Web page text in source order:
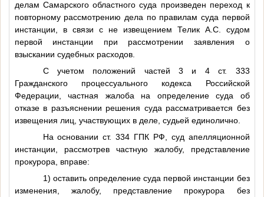
делам Самарского областного суда произведен переход к
повторному рассмотрению дела по правилам суда первой
инстанции, в связи с не извещением Телик А.С. судом
первой инстанции при рассмотрении заявления о
взыскании судебных расходов.
С учетом положений частей 3 и 4 ст. 333
Гражданского процессуального кодекса Российской
Федерации, частная жалоба на определение суда об
отказе в разъяснении решения суда рассматривается без
извещения лиц, участвующих в деле, судьей единолично.
На основании ст. 334 ГПК РФ, суд апелляционной
инстанции, рассмотрев частную жалобу, представление
прокурора, вправе:
1) оставить определение суда первой инстанции без
изменения, жалобу, представление прокурора без